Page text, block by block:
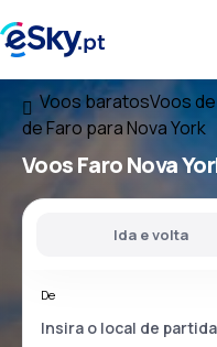
Voos baratosVoos
de Faro para Nova York
VoosFaro Nova
Ida e volta
De